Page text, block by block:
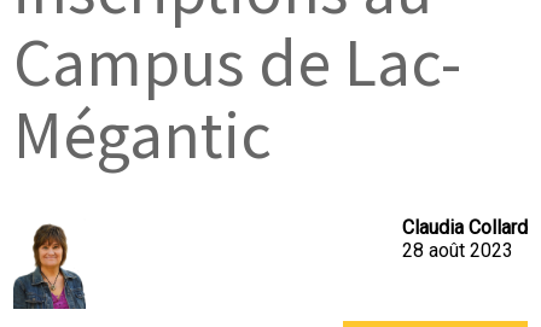
Campus de Lac-
Mégantic
Claudia Collard
28 août 2023